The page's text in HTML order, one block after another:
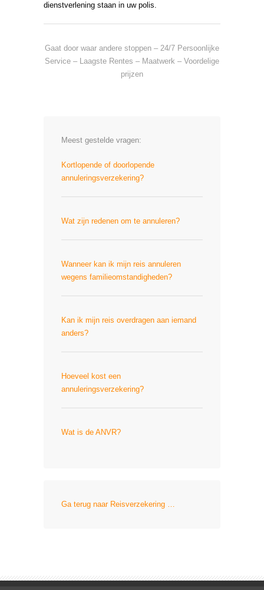
dienstverlening staan in uw polis.
Gaat door waar andere stoppen – 24/7 Persoonlijke
Service – Laagste Rentes – Maatwerk – Voordelige
prijzen
Meest gestelde vragen:
Kortlopende of doorlopende
annuleringsverzekering?
Wat zijn redenen om te annuleren?
Wanneer kan ik mijn reis annuleren
wegens familieomstandigheden?
Kan ik mijn reis overdragen aan iemand
anders?
Hoeveel kost een
annuleringsverzekering?
Wat is de ANVR?
Ga terug naar Reisverzekering …